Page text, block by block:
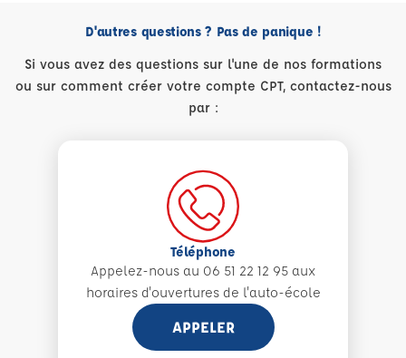
D'autres questions ? Pas de panique !
Si vous avez des questions sur l'une de nos formations
ou sur comment créer votre compte CPT, contactez-nous
par :
Téléphone
Appelez-nous au 06 51 22 12 95 aux
horaires d'ouvertures de l'auto-école
APPELER